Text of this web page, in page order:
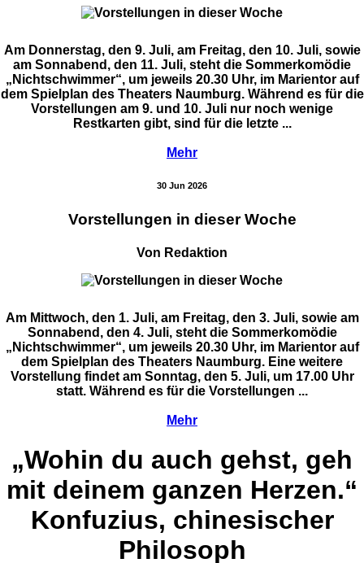
Am Donnerstag, den 9. Juli, am Freitag, den 10. Juli, sowie
am Sonnabend, den 11. Juli, steht die Sommerkomödie
„Nichtschwimmer“, um jeweils 20.30 Uhr, im Marientor auf
dem Spielplan des Theaters Naumburg. Während es für die
Vorstellungen am 9. und 10. Juli nur noch wenige
Restkarten gibt, sind für die letzte ...
Mehr
30 Jun 2026
Vorstellungen in dieser Woche
Von Redaktion
Am Mittwoch, den 1. Juli, am Freitag, den 3. Juli, sowie am
Sonnabend, den 4. Juli, steht die Sommerkomödie
„Nichtschwimmer“, um jeweils 20.30 Uhr, im Marientor auf
dem Spielplan des Theaters Naumburg. Eine weitere
Vorstellung findet am Sonntag, den 5. Juli, um 17.00 Uhr
statt. Während es für die Vorstellungen ...
Mehr
„Wohin du auch gehst, geh
mit deinem ganzen Herzen.“
Konfuzius, chinesischer
Philosoph